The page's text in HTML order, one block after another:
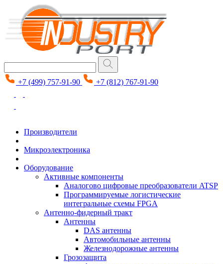
+7 (499) 757-91-90 +7 (812) 767-91-90
Производители
Микроэлектроника
Оборудование
Активные компоненты
Аналогово цифровые преобразователи ATSP
Программируемые логистические
интегральные схемы FPGA
Антенно-фидерный тракт
Антенны
DAS антенны
Автомобильные антенны
Железнодорожные антенны
Грозозащита